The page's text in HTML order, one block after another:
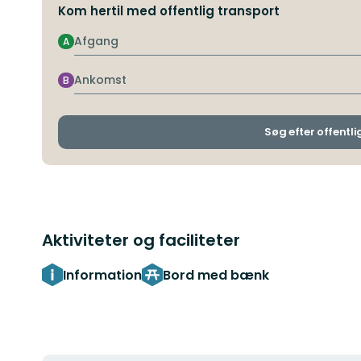
Kom hertil med offentlig transport
Afgang
A
Ankomst
B
Søg efter
Aktiviteter og faciliteter
Information Bord med bænk